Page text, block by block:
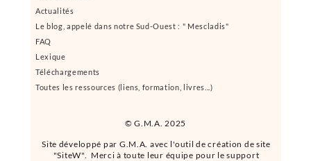
© G.M.A. 2025
Site développé par G.M.A. avec l'outil de création de site
"SiteW". Merci à toute leur équipe pour le support
Actualités
Le blog, appelé dans notre Sud-Ouest : " Mescladis"
FAQ
Lexique
Téléchargements
Toutes les ressources (liens, formation, livres...)